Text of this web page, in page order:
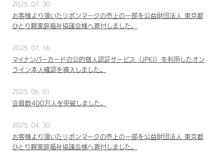
2025. 07. 30
お客様より頂いたリボンマークの売上の一部を公益財団法人 東京都
ひとり親家庭福祉協議会様へ寄付しました。
2025. 07. 16
マイナンバーカードの公的個人認証サービス（JPKI）を利用したオン
ライン本人確認を導入しました。
2025. 06. 01
会員数400万人を突破しました。
2025. 04. 30
お客様より頂いたリボンマークの売上の一部を公益財団法人 東京都
ひとり親家庭福祉協議会様へ寄付しました。